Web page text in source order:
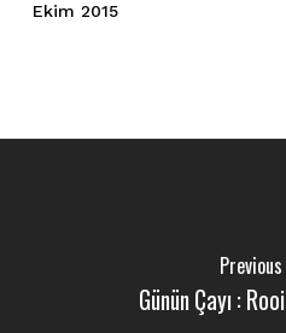
Ekim 2015
Günün Çayı :